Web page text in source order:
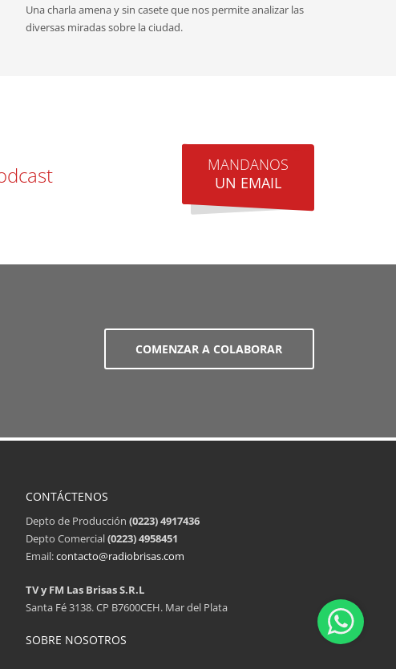
Una charla amena y sin casete que nos permite analizar las
diversas miradas sobre la ciudad.
MANDANOS
UN EMAIL
COMENZAR A COLABORAR
CONTÁCTENOS
Depto de Producción (0223) 4917436
Depto Comercial(0223) 4958451
Email:contacto@radiobrisas.com
TV y FM Las Brisas S.R.L
Santa Fé 3138. CP B7600CEH. Mar del Plata
SOBRE NOSOTROS